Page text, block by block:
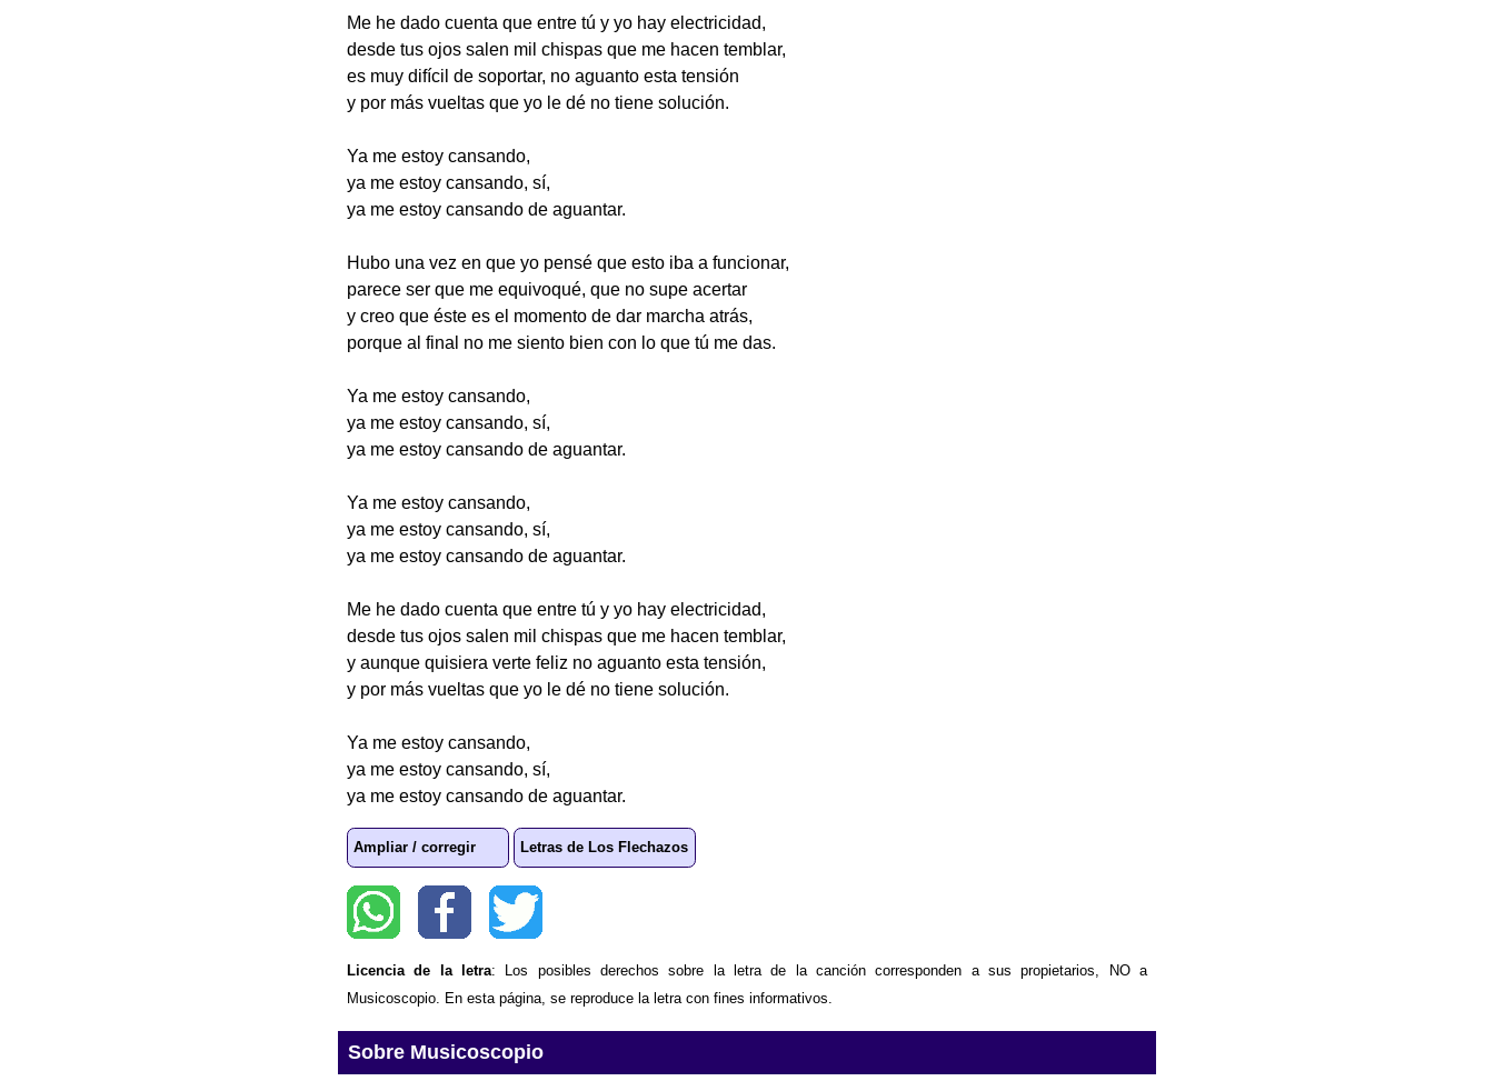
Me he dado cuenta que entre tú y yo hay electricidad,
desde tus ojos salen mil chispas que me hacen temblar,
es muy difícil de soportar, no aguanto esta tensión
y por más vueltas que yo le dé no tiene solución.
Ya me estoy cansando,
ya me estoy cansando, sí,
ya me estoy cansando de aguantar.
Hubo una vez en que yo pensé que esto iba a funcionar,
parece ser que me equivoqué, que no supe acertar
y creo que éste es el momento de dar marcha atrás,
porque al final no me siento bien con lo que tú me das.
Ya me estoy cansando,
ya me estoy cansando, sí,
ya me estoy cansando de aguantar.
Ya me estoy cansando,
ya me estoy cansando, sí,
ya me estoy cansando de aguantar.
Me he dado cuenta que entre tú y yo hay electricidad,
desde tus ojos salen mil chispas que me hacen temblar,
y aunque quisiera verte feliz no aguanto esta tensión,
y por más vueltas que yo le dé no tiene solución.
Ya me estoy cansando,
ya me estoy cansando, sí,
ya me estoy cansando de aguantar.
Ampliar / corregir Letras de Los Flechazos
Licencia de la letra: Los posibles derechos sobre la letra de la canción corresponden a sus propietarios, NO a
Musicoscopio. En esta página, se reproduce la letra con fines informativos.
Sobre Musicoscopio